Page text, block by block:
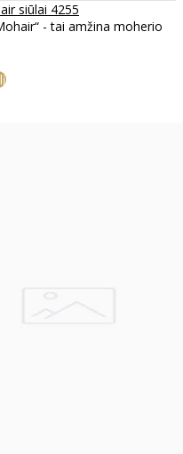
siūlai 4255
- tai amžina moherio